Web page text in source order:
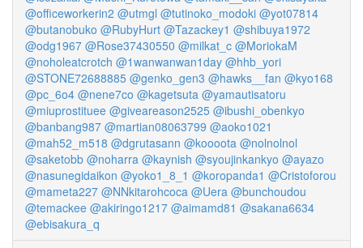
@officeworkerin2 @utmgl @tutinoko_modoki @yot07814
@butanobuko @RubyHurt @Tazackey1 @shibuya1972
@odg1967 @Rose37430550 @milkat_c @MoriokaM
@noholeatcrotch @1wanwanwan1day @hhb_yori
@STONE72688885 @genko_gen3 @hawks__fan @kyo168
@pc_6o4 @nene7co @kagetsuta @yamautisatoru
@miuprostituee @giveareason2525 @ibushi_obenkyo
@banbang987 @martian08063799 @aoko1021
@mah52_m518 @dgrutasann @koooota @nolnolnol
@saketobb @noharra @kaynish @syoujinkankyo @ayazo
@nasunegidaikon @yoko1_8_1 @koropanda1 @Cristoforou
@mameta227 @NNkitarohcoca @Uera @bunchoudou
@temackee @akiringo1217 @aimamd81 @sakana6634
@ebisakura_q